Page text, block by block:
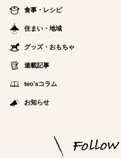
食事・レシピ
住まい・地域
グッズ・おもちゃ
連載記事
teo'sコラム
お知らせ